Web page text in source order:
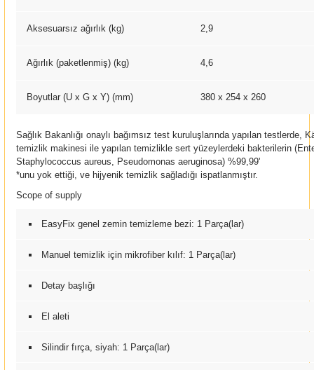
Aksesuarsız ağırlık (kg) 2,9
Ağırlık (paketlenmiş) (kg) 4,6
Boyutlar (U x G x Y) (mm) 380 x 254 x 260
Sağlık Bakanlığı onaylı bağımsız test kuruluşlarında yapılan testlerde,
temizlik makinesi ile yapılan temizlikle sert yüzeylerdeki bakterilerin
Staphylococcus aureus, Pseudomonas aeruginosa) %99,99'
*unu yok ettiği, ve hijyenik temizlik sağladığı ispatlanmıştır.
Scope of supply
EasyFix genel zemin temizleme bezi: 1 Parça(lar)
Manuel temizlik için mikrofiber kılıf: 1 Parça(lar)
Detay başlığı
El aleti
Silindir fırça, siyah: 1 Parça(lar)